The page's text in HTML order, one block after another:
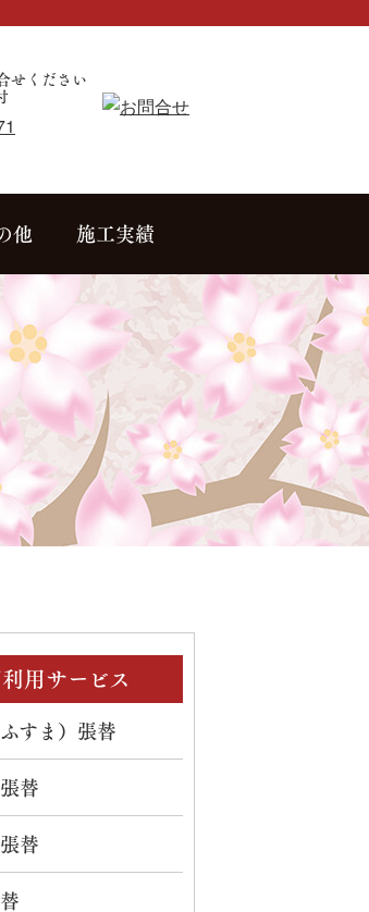
せください
他 施工実績
用サービス
すま）張替
替
替